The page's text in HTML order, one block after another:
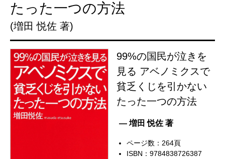
たった一つの方法
(増田 悦佐 著)
99%の国民が泣きを
見る アベノミクスで
貧乏くじを引かない
たった一つの方法
— 増田 悦佐 著
ページ数：264頁
ISBN：9784838726387